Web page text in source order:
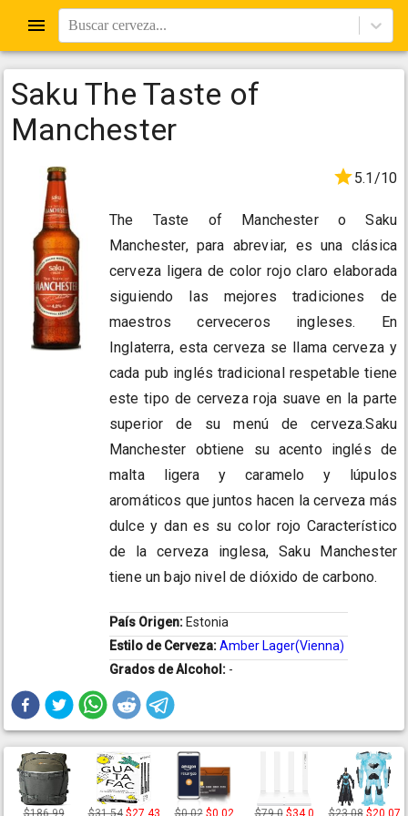
Buscar cerveza...
Saku The Taste of
Manchester
5.1/10
The Taste of Manchester o Saku
Manchester, para abreviar, es una clásica
cerveza ligera de color rojo claro elaborada
siguiendo las mejores tradiciones de
maestros cerveceros ingleses. En
Inglaterra, esta cerveza se llama cerveza y
cada pub inglés tradicional respetable tiene
este tipo de cerveza roja suave en la parte
superior de su menú de cerveza.Saku
Manchester obtiene su acento inglés de
malta ligera y caramelo y lúpulos
aromáticos que juntos hacen la cerveza más
dulce y dan es su color rojo Característico
de la cerveza inglesa, Saku Manchester
tiene un bajo nivel de dióxido de carbono.
País Origen: Estonia
Estilo de Cerveza:Amber Lager(Vienna)
Grados de Alcohol: -
$186,99 $31,54 $27,43 $0,02 $0,02 $79,0 $34,0 $23,08 $20,07